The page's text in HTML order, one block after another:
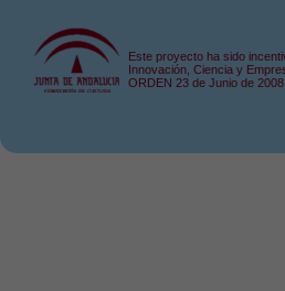
Este proyecto ha sido
Innovación, Ciencia y
ORDEN 23 de Junio de 2008